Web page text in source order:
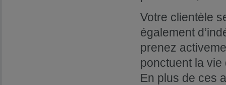
Votre clientèle
également
prenez
ponctuent la
En plus de ces